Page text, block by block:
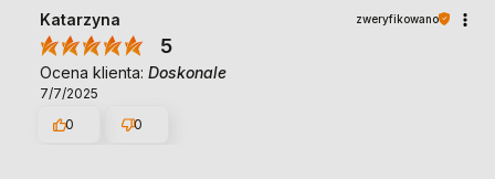
Katarzyna zweryfikowano
5
Ocena klienta: Doskonale
7/7/2025
0
0